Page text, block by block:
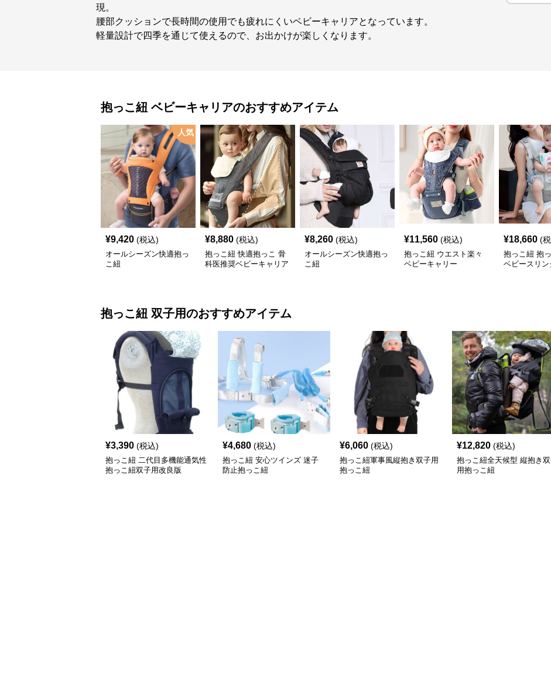
現。
腰部クッションで長時間の使用でも疲れにくいベビーキャリアとなっています。
軽量設計で四季を通じて使えるので、お出かけが楽しくなります。
抱っこ紐 ベビーキャリアのおすすめアイテム
人気
¥9,420 (税込)
オールシーズン快適抱っ
こ紐
¥8,880 (税込)
抱っこ紐 快適抱っこ 骨
科医推奨ベビーキャリア
¥8,260 (税込)
オールシーズン快適抱っ
こ紐
¥11,560 (税込)
抱っこ紐 ウエスト楽々
ベビーキャリー
¥18,660 (
抱っこ紐 抱
ベビースリン
抱っこ紐 双子用のおすすめアイテム
¥3,390 (税込)
抱っこ紐 二代目多機能通気性
抱っこ紐双子用改良版
¥4,680 (税込)
抱っこ紐 安心ツインズ 迷子
防止抱っこ紐
¥6,060 (税込)
抱っこ紐軍事風縦抱き双子用
抱っこ紐
¥12,820 (税込)
抱っこ紐全天候型 縦抱き
用抱っこ紐